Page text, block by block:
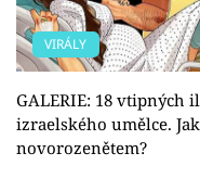
VIRÁLY
GALERIE: 18 vtipných
izraelského umělce.
novorozenětem?